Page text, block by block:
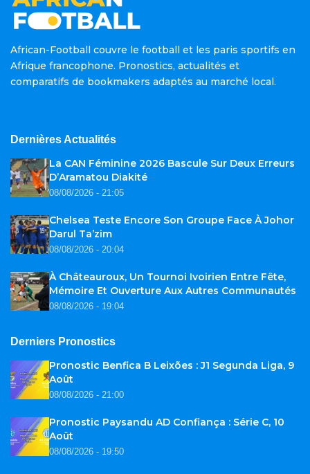
African-Football couvre le football et les paris sportifs en
Afrique francophone. Pronostics, actualités et
comparatifs de bookmakers adaptés au marché local.
Dernières Actualités
La CAN Féminine 2026 Bascule Sur Deux Erreurs
D’Aramatou Diakité
08/08/2026 - 21:05
Chelsea Teste Encore Son Groupe Face À Johor
Darul Ta’zim
08/08/2026 - 20:04
À Châteauroux, Un Tournoi Ivoirien Entre Fête,
Mémoire Et Ouverture Aux Autres Communautés
08/08/2026 - 19:04
Derniers Pronostics
Pronostic Benfica B Leixões : J1 Segunda Liga, 9
Août
08/08/2026 - 21:00
Pronostic Paysandu AD Confiança : Série C, 10
Août
08/08/2026 - 19:50